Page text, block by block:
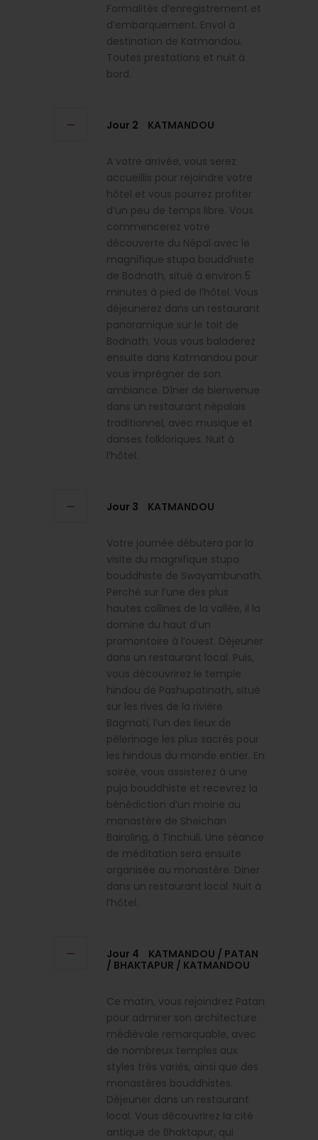
Formalités d’enregistrement et
d’embarquement. Envol à
destination de Katmandou.
Toutes prestations et nuit à
bord.
Jour 2 KATMANDOU
A votre arrivée, vous serez
accueillis pour rejoindre votre
hôtel et vous pourrez profiter
d’un peu de temps libre. Vous
commencerez votre
découverte du Népal avec le
magnifique stupa bouddhiste
de Bodnath, situé à environ 5
minutes à pied de l’hôtel. Vous
déjeunerez dans un restaurant
panoramique sur le toit de
Bodnath. Vous vous baladerez
ensuite dans Katmandou pour
vous imprégner de son
ambiance. Dîner de bienvenue
dans un restaurant népalais
traditionnel, avec musique et
danses folkloriques. Nuit à
l’hôtel.
Jour 3 KATMANDOU
Votre journée débutera par la
visite du magnifique stupa
bouddhiste de Swayambunath.
Perché sur l’une des plus
hautes collines de la vallée, il la
domine du haut d’un
promontoire à l’ouest. Déjeuner
dans un restaurant local. Puis,
vous découvrirez le temple
hindou de Pashupatinath, situé
sur les rives de la rivière
Bagmati, l’un des lieux de
pèlerinage les plus sacrés pour
les hindous du monde entier. En
soirée, vous assisterez à une
puja bouddhiste et recevrez la
bénédiction d’un moine au
monastère de Sheichan
Bairoling, à Tinchuli. Une séance
de méditation sera ensuite
organisée au monastère. Diner
dans un restaurant local. Nuit à
l’hôtel.
Jour 4
KATMANDOU / PATAN
/ BHAKTAPUR / KATMANDOU
Ce matin, vous rejoindrez Patan
pour admirer son architecture
médiévale remarquable, avec
de nombreux temples aux
styles très variés, ainsi que des
monastères bouddhistes.
Déjeuner dans un restaurant
local. Vous découvrirez la cité
antique de Bhaktapur, qui